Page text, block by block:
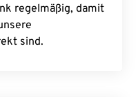
regelmäßig, damit
sind.